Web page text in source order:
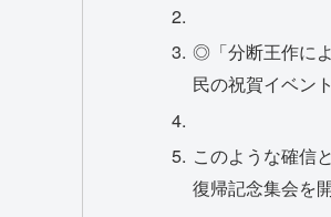
◎「分断王作に
民の祝賀イベン
このような確信
復帰記念集会を